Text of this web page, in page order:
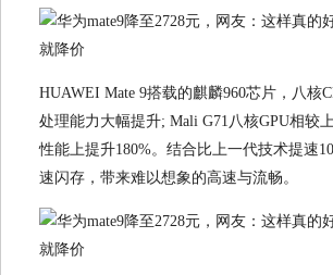
HUAWEI Mate 9搭载的麒麟960芯片，八核
处理能力大幅提升; Mali G71八核GPU相较
性能上提升180%。结合比上一代技术提速
速闪存，带来难以想象的高速与流畅。